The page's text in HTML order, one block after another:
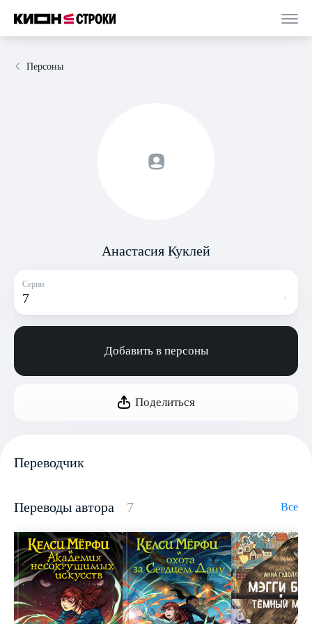
Персоны
Анастасия Куклей
Серии
7
Добавить в персоны
Поделиться
Переводчик
Переводы автора 7 Все